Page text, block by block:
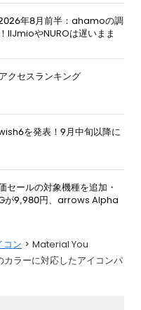
年8月前半：ahamoの調
IIJmioやNUROは遅いまま
クセスランキング
を発表！9月中旬以降に
セールの対象機種を追加・
が9,980円、arrows Alpha
コン
Material You
ラーに対応したアイコンパ